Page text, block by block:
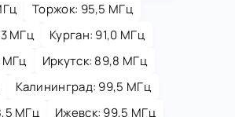
Торжок: 95,5 МГц
МГц
Курган: 91,0 МГц
МГц
Иркутск: 89,8 МГц
Калининград: 99,5 МГц
МГц
Ижевск: 99,5 МГц